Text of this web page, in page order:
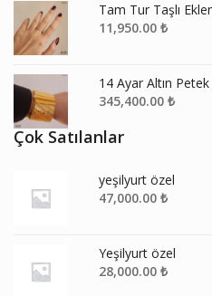
Tam Tur Taşlı
11,950.00 ₺
14 Ayar Altın
345,400.00 ₺
Çok Satılanlar
yeşilyurt özel
47,000.00 ₺
Yeşilyurt özel
28,000.00 ₺